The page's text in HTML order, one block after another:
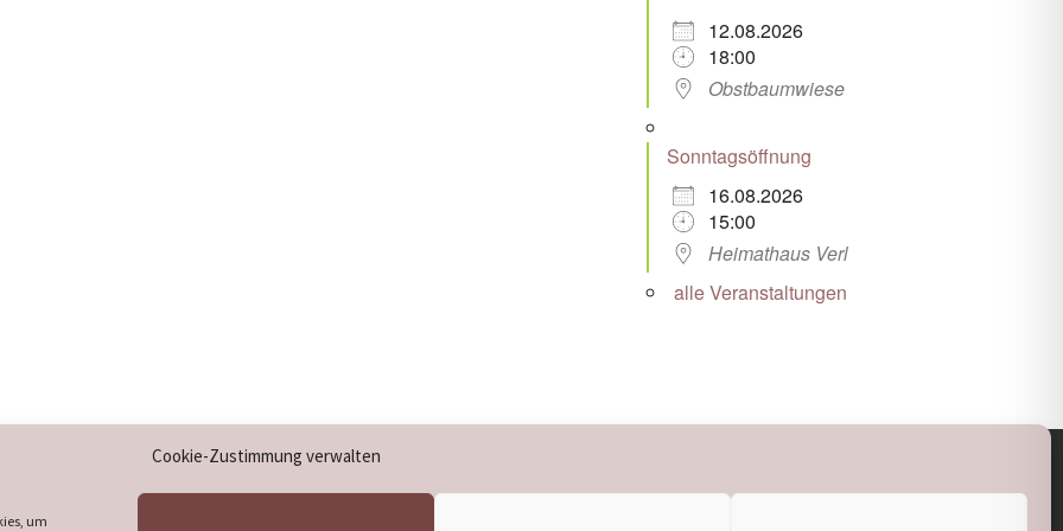
Cookie-Zustimmung verwalten
um
12.08.2026
18:00
Obstbaumwiese
Sonntagsöffnung
16.08.2026
15:00
Heimathaus Verl
alle Veranstaltungen